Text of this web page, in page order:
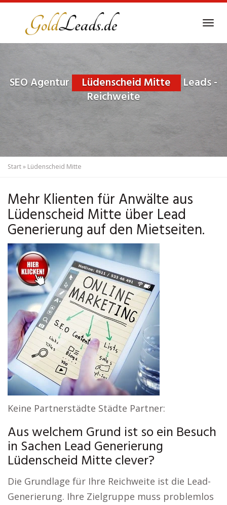
SEO Agentur Lüdenscheid Mitte
Leads -
Reichweite
Start» Lüdenscheid Mitte
Mehr Klienten für Anwälte aus
Lüdenscheid Mitte über Lead
Generierung auf den Mietseiten.
Keine Partnerstädte Städte Partner:
Aus welchem Grund ist so ein Besuch
in Sachen Lead Generierung
Lüdenscheid Mitte clever?
Die Grundlage für Ihre Reichweite ist die Lead-
Generierung. Ihre Zielgruppe muss problemlos